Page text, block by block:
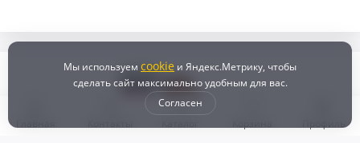
Мы используем cookie и Яндекс.Метрику, чтобы
сделать сайт максимально удобным для вас.
Согласен